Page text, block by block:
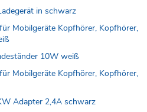
in schwarz
Mobilgeräte Kopfhörer, Kopfhörer,
10W weiß
Mobilgeräte Kopfhörer, Kopfhörer,
Adapter 2,4A schwarz